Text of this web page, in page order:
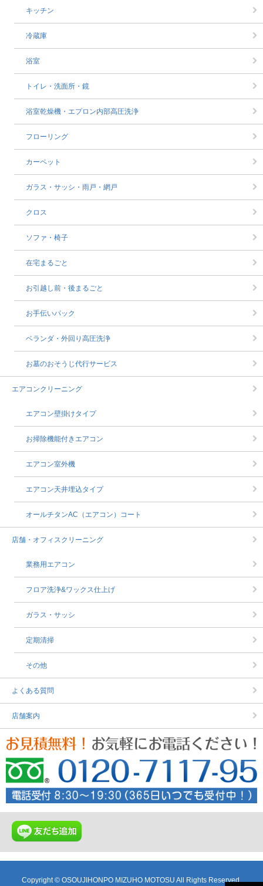
キッチン
冷蔵庫
浴室
トイレ・洗面所・鏡
浴室乾燥機・エプロン内部高圧洗浄
フローリング
カーペット
ガラス・サッシ・雨戸・網戸
クロス
ソファ・椅子
在宅まるごと
お引越し前・後まるごと
お手伝いパック
ベランダ・外回り高圧洗浄
お墓のおそうじ代行サービス
エアコンクリーニング
エアコン壁掛けタイプ
お掃除機能付きエアコン
エアコン室外機
エアコン天井埋込タイプ
オールチタンAC（エアコン）コート
店舗・オフィスクリーニング
業務用エアコン
フロア洗浄&ワックス仕上げ
ガラス・サッシ
定期清掃
その他
よくある質問
店舗案内
Copyright © OSOUJIHONPO MIZUHO MOTOSU All Rights Reserved.